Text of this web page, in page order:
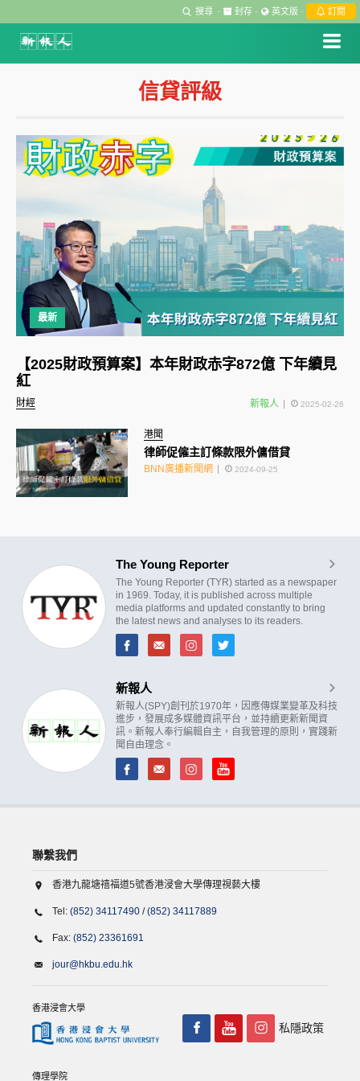
搜尋 · 封存 · 英文版 · 訂閱
信貸評級
最新
財經
【2025財政預算案】本年財政赤字872億 下年續見
紅
新報人 2025-02-26
港聞
律師促僱主訂條款限外傭借貸
BNN廣播新聞網 2024-09-25
The Young Reporter
The Young Reporter (TYR) started as a newspaper
in 1969. Today, it is published across multiple
media platforms and updated constantly to bring
the latest news and analyses to its readers.
新報人
新報人(SPY)創刊於1970年，因應傳媒業變革及科技
進步，發展成多媒體資訊平台，並持續更新新聞資
訊。新報人奉行編輯自主，自我管理的原則，實踐新
聞自由理念。
聯繫我們
香港九龍塘禧福道5號香港浸會大學傳理視藝大樓
Tel: (852) 34117490 /(852) 34117889
Fax: (852) 23361691
jour@hkbu.edu.hk
香港浸會大學
傳理學院
私隱政策